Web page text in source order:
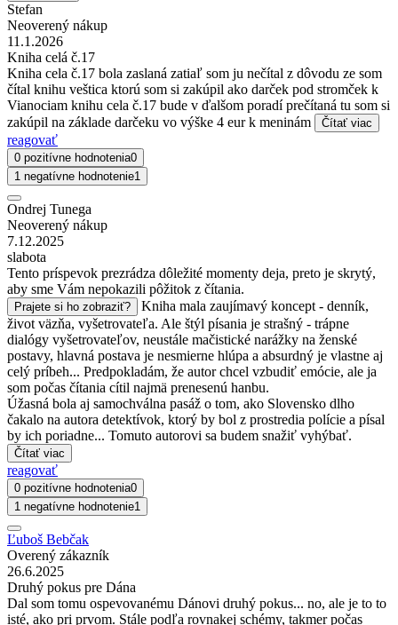
Stefan
Neoverený nákup
11.1.2026
Kniha celá č.17
Kniha cela č.17 bola zaslaná zatiaľ som ju nečítal z dôvodu ze som
čítal knihu veštica ktorú som si zakúpil ako darček pod stromček k
Vianociam knihu cela č.17 bude v ďalšom poradí prečítaná tu som si
zakúpil na základe darčeku vo výške 4 eur k meninám
Čítať viac
reagovať
0 pozitívne hodnotenia0
1 negatívne hodnotenie1
Ondrej Tunega
Neoverený nákup
7.12.2025
slabota
Tento príspevok prezrádza dôležité momenty deja, preto je skrytý,
aby sme Vám nepokazili pôžitok z čítania.
Prajete si ho zobraziť?
Kniha mala zaujímavý koncept - denník,
život väzňa, vyšetrovateľa. Ale štýl písania je strašný - trápne
dialógy vyšetrovateľov, neustále mačistické narážky na ženské
postavy, hlavná postava je nesmierne hlúpa a absurdný je vlastne aj
celý príbeh... Predpokladám, že autor chcel vzbudiť emócie, ale ja
som počas čítania cítil najmä prenesenú hanbu.
Úžasná bola aj samochválna pasáž o tom, ako Slovensko dlho
čakalo na autora detektívok, ktorý by bol z prostredia polície a písal
by ich poriadne... Tomuto autorovi sa budem snažiť vyhýbať.
Čítať viac
reagovať
0 pozitívne hodnotenia0
1 negatívne hodnotenie1
Ľuboš Bebčak
Overený zákazník
26.6.2025
Druhý pokus pre Dána
Dal som tomu ospevovanému Dánovi druhý pokus... no, ale je to to
isté, ako pri prvom. Stále podľa rovnakej schémy, takmer počas